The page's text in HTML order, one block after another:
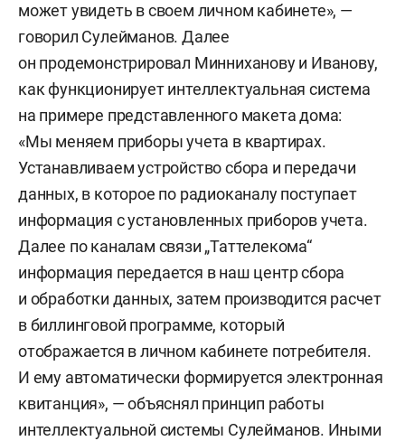
может увидеть в своем личном кабинете», —
говорил Сулейманов. Далее
он продемонстрировал Минниханову и Иванову,
как функционирует интеллектуальная система
на примере представленного макета дома:
«Мы меняем приборы учета в квартирах.
Устанавливаем устройство сбора и передачи
данных, в которое по радиоканалу поступает
информация с установленных приборов учета.
Далее по каналам связи „Таттелекома“
информация передается в наш центр сбора
и обработки данных, затем производится расчет
в биллинговой программе, который
отображается в личном кабинете потребителя.
И ему автоматически формируется электронная
квитанция», — объяснял принцип работы
интеллектуальной системы Сулейманов. Иными